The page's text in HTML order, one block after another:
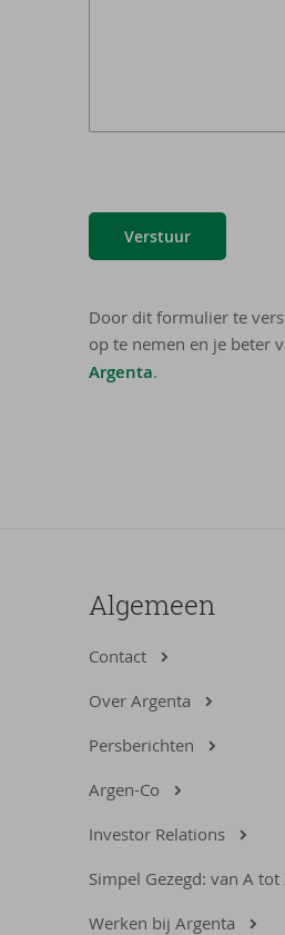
Verstuur
Door dit formulier te
op te nemen en je beter
Argenta.
Algemeen
Contact
Over Argenta
Persberichten
Argen-Co
Investor Relations
Simpel Gezegd: van A tot
Werken bij Argenta